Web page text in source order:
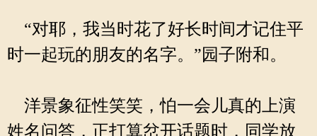
“对耶，我当时花了好长时间才记住平
时一起玩的朋友的名字。”园子附和。
洋景象征性笑笑，怕一会儿真的上演
姓名问答，正打算岔开话题时，同学放